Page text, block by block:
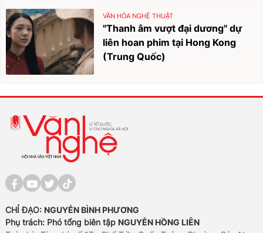
VĂN HÓA NGHỆ THUẬT
"Thanh âm vượt đại dương" dự
liên hoan phim tại Hong Kong
(Trung Quốc)
CHỈ ĐẠO: NGUYỄN BÌNH PHƯƠNG
Phụ trách: Phó tổng biên tập NGUYỄN HỒNG LIÊN